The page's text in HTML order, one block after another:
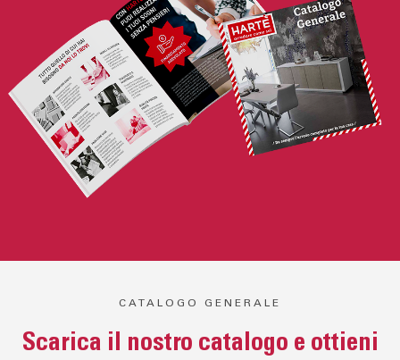
CATALOGO GENERALE
Scarica il nostro catalogo e ottieni